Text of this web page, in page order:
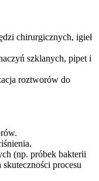
chirurgicznych, igieł
szklanych, pipet i
roztworów do
(np. próbek bakterii
procesu